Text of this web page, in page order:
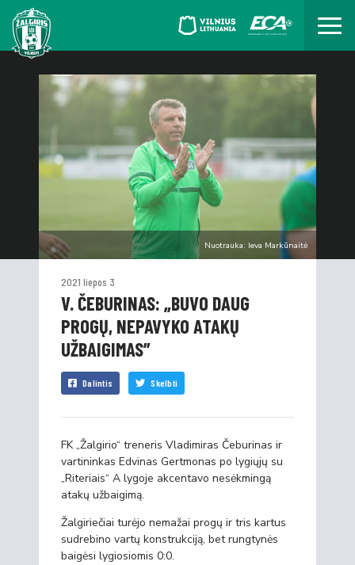
Nuotrauka: Ieva Markūnaitė
2021 liepos 3
V. ČEBURINAS: „BUVO DAUG
PROGŲ, NEPAVYKO ATAKŲ
UŽBAIGIMAS”
Dalintis Skelbti
FK „Žalgirio“ treneris Vladimiras Čeburinas ir
vartininkas Edvinas Gertmonas po lygiųjų su
„Riteriais“ A lygoje akcentavo nesėkmingą
atakų užbaigimą.
Žalgiriečiai turėjo nemažai progų ir tris kartus
sudrebino vartų konstrukciją, bet rungtynės
baigėsi lygiosiomis 0:0.